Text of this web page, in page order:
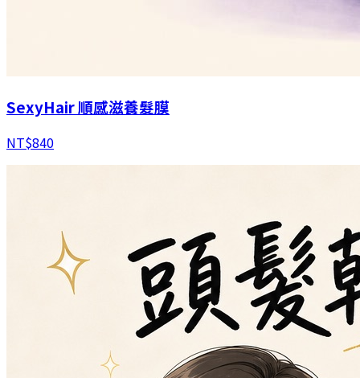
SexyHair 順感滋養髮膜
NT$840